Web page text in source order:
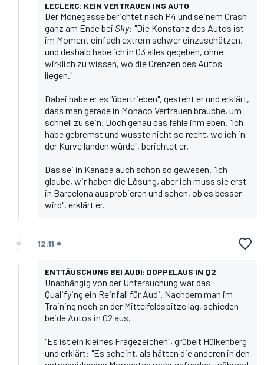
LECLERC: KEIN VERTRAUEN INS AUTO
Der Monegasse berichtet nach P4 und seinem Crash
ganz am Ende bei Sky: "Die Konstanz des Autos ist
im Moment einfach extrem schwer einzuschätzen,
und deshalb habe ich in Q3 alles gegeben, ohne
wirklich zu wissen, wo die Grenzen des Autos
liegen."
Dabei habe er es "übertrieben", gesteht er und erklärt,
dass man gerade in Monaco Vertrauen brauche, um
schnell zu sein. Doch genau das fehle ihm eben. "Ich
habe gebremst und wusste nicht so recht, wo ich in
der Kurve landen würde", berichtet er.
Das sei in Kanada auch schon so gewesen. "Ich
glaube, wir haben die Lösung, aber ich muss sie erst
in Barcelona ausprobieren und sehen, ob es besser
wird", erklärt er.
12:11
ENTTÄUSCHUNG BEI AUDI: DOPPELAUS IN Q2
Unabhängig von der Untersuchung war das
Qualifying ein Reinfall für Audi. Nachdem man im
Training noch an der Mittelfeldspitze lag, schieden
beide Autos in Q2 aus.
"Es ist ein kleines Fragezeichen", grübelt Hülkenberg
und erklärt: "Es scheint, als hätten die anderen in den